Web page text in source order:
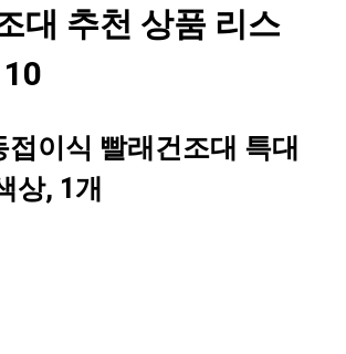
대 추천 상품 리스
접이식 빨래건조대 특대
상, 1개